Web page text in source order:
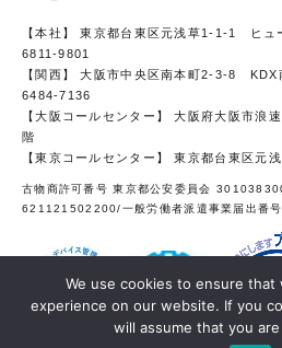
【本社】 東京都台東区元浅草1-1-1 ヒ
6811-9801
【関西】 大阪市中央区南本町2-3-8
6484-7136
【大阪コールセンター】 大阪府大阪市
階
【東京コールセンター】 東京都台東区
古物商許可番号 東京都公安委員会
621121502200/一般労働者派遣事業届出番
We use cookies to ensure
experience on our website. If you
will assume that you